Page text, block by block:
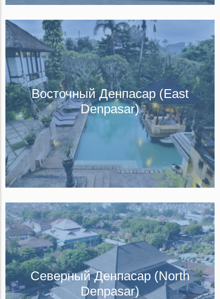
Восточный Денпасар (East
Denpasar)
Северный Денпасар (North
Denpasar)